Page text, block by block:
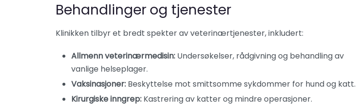
Behandlinger og tjenester
Klinikken tilbyr et bredt spekter av veterinærtjenester, inkludert:
Allmenn veterinærmedisin: Undersøkelser, rådgivning og behandling av
vanlige helseplager.
Vaksinasjoner: Beskyttelse mot smittsomme sykdommer for hund og katt.
Kirurgiske inngrep: Kastrering av katter og mindre operasjoner.